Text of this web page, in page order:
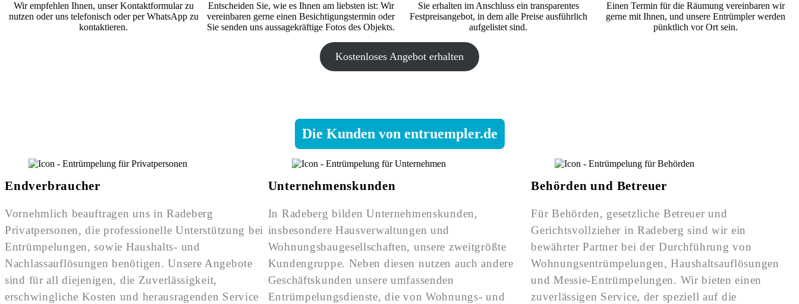
Wir empfehlen Ihnen, unser Kontaktformular zu
nutzen oder uns telefonisch oder per WhatsApp zu
kontaktieren.
Entscheiden Sie, wie es Ihnen am liebsten ist: Wir
vereinbaren gerne einen Besichtigungstermin oder
Sie senden uns aussagekräftige Fotos des Objekts.
Sie erhalten im Anschluss ein transparentes
Festpreisangebot, in dem alle Preise ausführlich
aufgelistet sind.
Einen Termin für die Räumung vereinbaren wir
gerne mit Ihnen, und unsere Entrümpler werden
pünktlich vor Ort sein.
Kostenloses Angebot erhalten
Die Kunden von entruempler.de
Endverbraucher
Vornehmlich beauftragen uns in Radeberg
Privatpersonen, die professionelle Unterstützung bei
Entrümpelungen, sowie Haushalts- und
Nachlassauflösungen benötigen. Unsere Angebote
sind für all diejenigen, die Zuverlässigkeit,
erschwingliche Kosten und herausragenden Service
Unternehmenskunden
In Radeberg bilden Unternehmenskunden,
insbesondere Hausverwaltungen und
Wohnungsbaugesellschaften, unsere zweitgrößte
Kundengruppe. Neben diesen nutzen auch andere
Geschäftskunden unsere umfassenden
Entrümpelungsdienste, die von Wohnungs- und
Behörden und Betreuer
Für Behörden, gesetzliche Betreuer und
Gerichtsvollzieher in Radeberg sind wir ein
bewährter Partner bei der Durchführung von
Wohnungsentrümpelungen, Haushaltsauflösungen
und Messie-Entrümpelungen. Wir bieten einen
zuverlässigen Service, der speziell auf die